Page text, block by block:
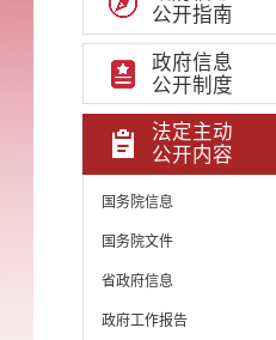
公开指南
政府信息
公开制度
法定主动
公开内容
国务院信息
国务院文件
省政府信息
政府工作报告